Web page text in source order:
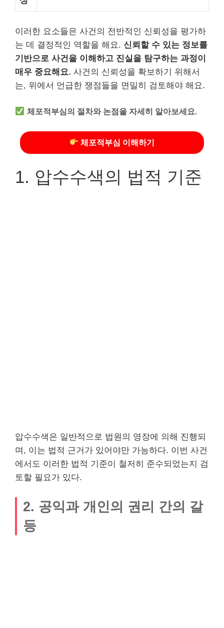
이러한 요소들은 사건의 전반적인 신뢰성을 평가하
는 데 결정적인 역할을 해요. 신뢰할 수 있는 정보를
기반으로 사건을 이해하고 진실을 탐구하는 과정이
매우 중요해요. 사건의 신뢰성을 확보하기 위해서
는, 위에서 언급한 쟁점들을 면밀히 검토해야 해요.
체포적부심의 절차와 논점을 자세히 알아보세요.
체포적부심 이해하기
1. 압수수색의 법적 기준
압수수색은 일반적으로 법원의 영장에 의해 진행되
며, 이는 법적 근거가 있어야만 가능하다. 이번 사건
에서도 이러한 법적 기준이 철저히 준수되었는지 검
토할 필요가 있다.
2. 공익과 개인의 권리 간의 갈
등